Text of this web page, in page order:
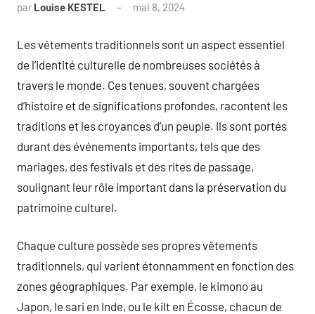
par Louise KESTEL mai 8, 2024
Les vêtements traditionnels sont un aspect essentiel
de l’identité culturelle de nombreuses sociétés à
travers le monde. Ces tenues, souvent chargées
d’histoire et de significations profondes, racontent les
traditions et les croyances d’un peuple. Ils sont portés
durant des événements importants, tels que des
mariages, des festivals et des rites de passage,
soulignant leur rôle important dans la préservation du
patrimoine culturel.
Chaque culture possède ses propres vêtements
traditionnels, qui varient étonnamment en fonction des
zones géographiques. Par exemple, le kimono au
Japon, le sari en Inde, ou le kilt en Écosse, chacun de